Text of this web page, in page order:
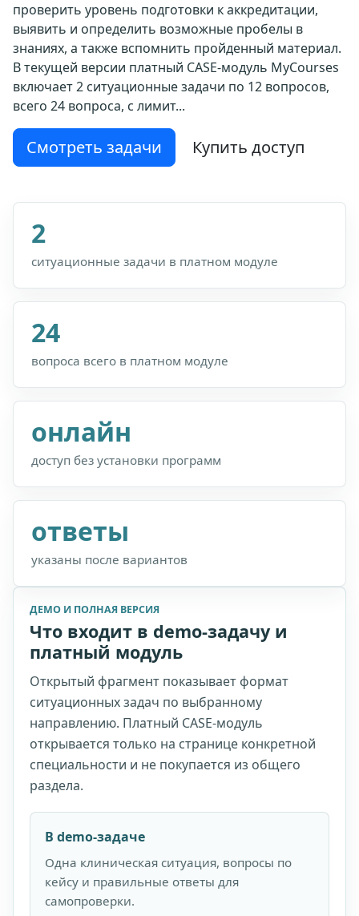
проверить уровень подготовки к аккредитации,
выявить и определить возможные пробелы в
знаниях, а также вспомнить пройденный материал.
В текущей версии платный CASE-модуль MyCourses
включает 2 ситуационные задачи по 12 вопросов,
всего 24 вопроса, с лимит...
Смотреть задачи Купить доступ
2
ситуационные задачи в платном модуле
24
вопроса всего в платном модуле
онлайн
доступ без установки программ
ответы
указаны после вариантов
ДЕМО И ПОЛНАЯ ВЕРСИЯ
Что входит в demo-задачу и
платный модуль
Открытый фрагмент показывает формат
ситуационных задач по выбранному
направлению. Платный CASE-модуль
открывается только на странице конкретной
специальности и не покупается из общего
раздела.
В demo-задаче
Одна клиническая ситуация, вопросы по
кейсу и правильные ответы для
самопроверки.